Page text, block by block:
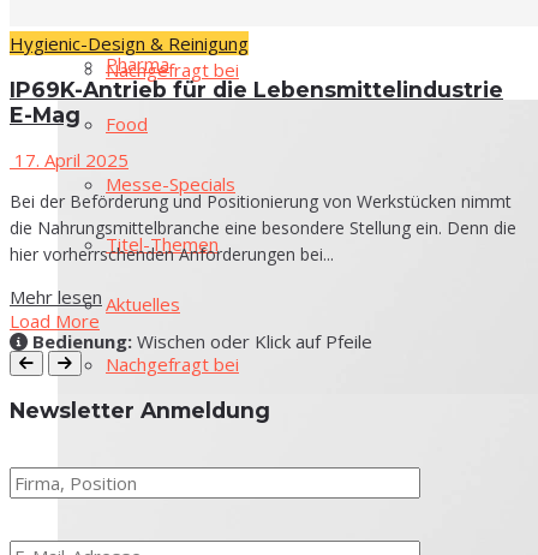
Nach­ge­fragt bei
Phar­ma
Food
Mes­se-Spe­cials
Titel-The­men
Aktu­el­les
Nach­ge­fragt bei
Hygienic-Design & Reinigung
IP69K-Antrieb für die Lebensmittelindustrie
E-Mag
17. April 2025
Bei der Beförderung und Positionierung von Werkstücken nimmt
die Nahrungsmittelbranche eine besondere Stellung ein. Denn die
hier vorherrschenden Anforderungen bei...
Mehr lesen
Load More
Bedie­nung: Wischen oder Klick auf Pfeile
News­let­ter Anmeldung